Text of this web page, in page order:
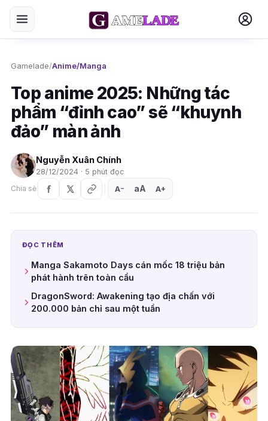
Gamelade/Anime/Manga
Top anime 2025: Những tác
phẩm “đỉnh cao” sẽ “khuynh
đảo” màn ảnh
Nguyễn Xuân Chính
28/12/2024 · 5 phút đọc
Chia sẻ
A− aA A+
ĐỌC THÊM
Manga Sakamoto Days cán mốc 18 triệu bản
phát hành trên toàn cầu
DragonSword: Awakening tạo địa chấn với
200.000 bản chỉ sau một tuần